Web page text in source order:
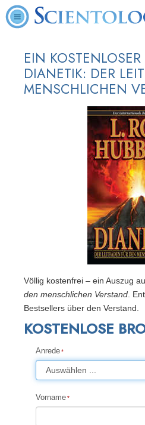
EIN
DIANETIK: DER
MENSCHLICHEN
Völlig kostenfrei – ein Auszug
den menschlichen Verstand .
Bestsellers über den Verstand.
KOSTENLOSE
Anrede
Vorname